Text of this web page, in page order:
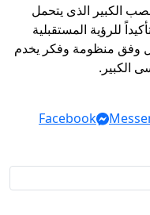
الكبير الذى يتحمل
للرؤية المستقبلية
وفق منظومة وفكر يخدم
الكبير.
Facebook